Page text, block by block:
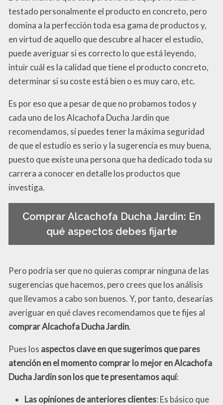
testado personalmente el producto en concreto, pero
domina a la perfección toda esa gama de productos y,
en virtud de aquello que descubre al hacer el estudio,
puede averiguar si es correcto lo que está leyendo,
intuir cuál es la calidad que tiene el producto concreto,
determinar si su coste está bien o es muy caro, etc.
Es por eso que a pesar de que no probamos todos y
cada uno de los Alcachofa Ducha Jardin que
recomendamos, sí puedes tener la máxima seguridad
de que el estudio es serio y la sugerencia es muy buena,
puesto que existe una persona que ha dedicado toda su
carrera a conocer en detalle los productos que
investiga.
Comprar Alcachofa Ducha Jardin: En
qué aspectos debes fijarte
Pero podría ser que no quieras comprar ninguna de las
sugerencias que hacemos, pero crees que los análisis
que llevamos a cabo son buenos. Y, por tanto, desearías
averiguar en qué claves recomendamos que te fijes al
comprar Alcachofa Ducha Jardin.
Pues los aspectos clave en que sugerimos que pares
atención en el momento comprar lo mejor en Alcachofa
Ducha Jardin son los que te presentamos aquí:
Las opiniones de anteriores clientes: Es básico que